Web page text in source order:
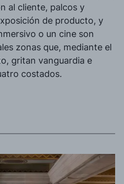
al cliente, palcos y
de producto, y
o un cine son
zonas que, mediante el
gritan vanguardia e
costados.